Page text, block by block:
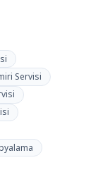
Servisi